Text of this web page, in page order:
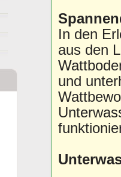
In den
aus den
und